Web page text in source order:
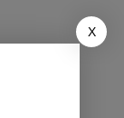
dan
X